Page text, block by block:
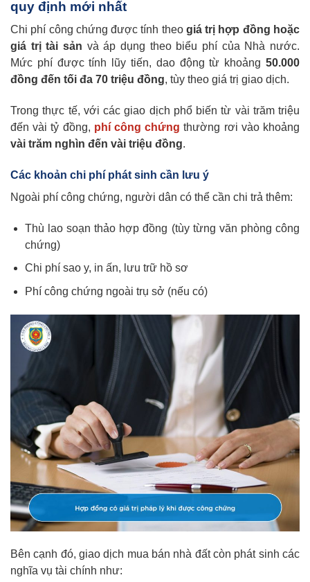
quy định mới nhất
Chi phí công chứng được tính theo giá trị hợp đồng hoặc
giá trị tài sản và áp dụng theo biểu phí của Nhà nước.
Mức phí được tính lũy tiến, dao động từ khoảng 50.000
đồng đến tối đa 70 triệu đồng, tùy theo giá trị giao dịch.
Trong thực tế, với các giao dịch phổ biến từ vài trăm triệu
đến vài tỷ đồng, phí công chứng thường rơi vào khoảng
vài trăm nghìn đến vài triệu đồng.
Các khoản chi phí phát sinh cần lưu ý
Ngoài phí công chứng, người dân có thể cần chi trả thêm:
Thù lao soạn thảo hợp đồng (tùy từng văn phòng công
chứng)
Chi phí sao y, in ấn, lưu trữ hồ sơ
Phí công chứng ngoài trụ sở (nếu có)
Bên cạnh đó, giao dịch mua bán nhà đất còn phát sinh các
nghĩa vụ tài chính như: